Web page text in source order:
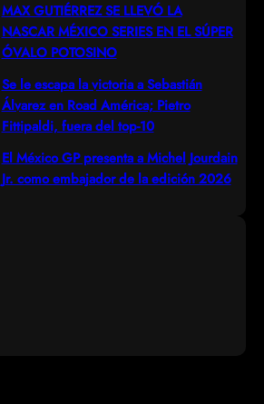
MAX GUTIÉRREZ SE LLEVÓ LA
NASCAR MÉXICO SERIES EN EL SÚPER
ÓVALO POTOSINO
Se le escapa la victoria a Sebastián
Álvarez en Road América; Pietro
Fittipaldi, fuera del top-10
El México GP presenta a Michel Jourdain
Jr. como embajador de la edición 2026